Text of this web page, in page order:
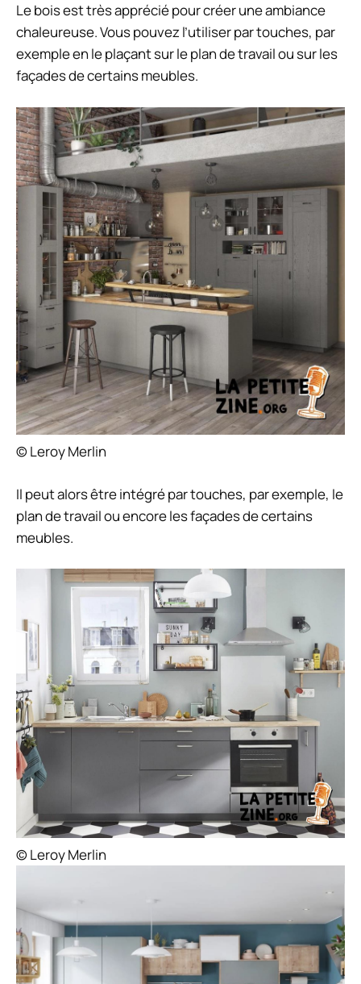
Le bois est très apprécié pour créer une ambiance
chaleureuse. Vous pouvez l’utiliser par touches, par
exemple en le plaçant sur le plan de travail ou sur les
façades de certains meubles.
© Leroy Merlin
Il peut alors être intégré par touches, par exemple, le
plan de travail ou encore les façades de certains
meubles.
© Leroy Merlin